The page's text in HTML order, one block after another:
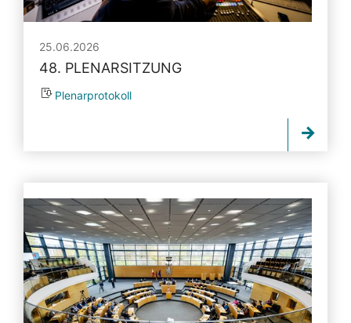
25.06.2026
48. PLENARSITZUNG
Plenarprotokoll